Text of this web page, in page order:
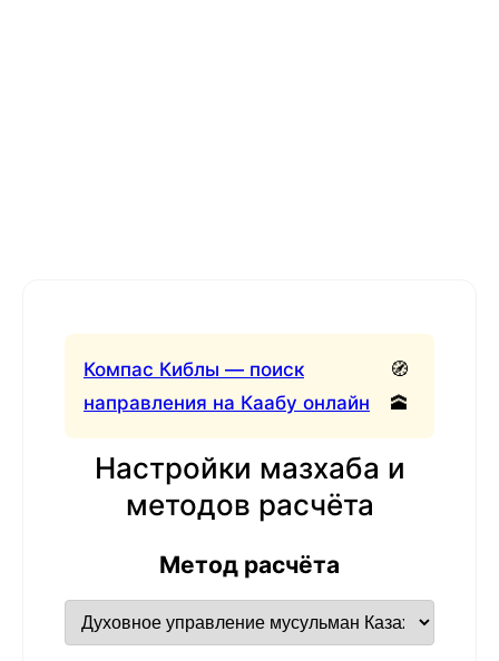
Компас Киблы — поиск
направления на Каабу онлайн
🧭
🕋
Настройки мазхаба и
методов расчёта
Метод расчёта